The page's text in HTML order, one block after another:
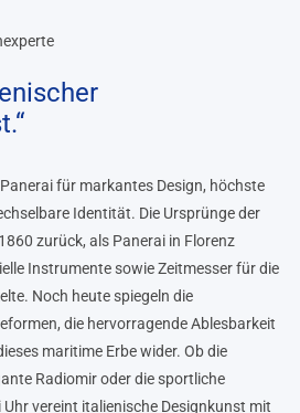
für markantes Design, höchste
Identität. Die Ursprünge der
zurück, als Panerai in Florenz
Instrumente sowie Zeitmesser für die
Noch heute spiegeln die
die hervorragende Ablesbarkeit
maritime Erbe wider. Ob die
Radiomir oder die sportliche
vereint italienische Designkunst mit